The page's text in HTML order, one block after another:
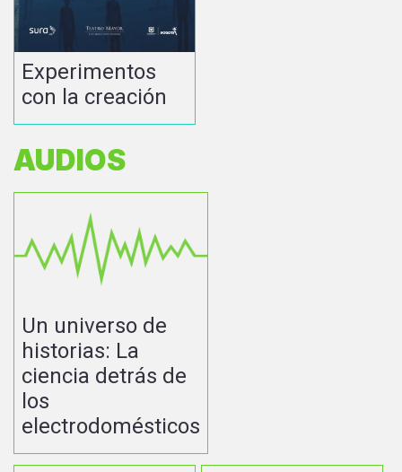
Experimentos
con la creación
AUDIOS
Un universo de
historias: La
ciencia detrás de
los
electrodomésticos